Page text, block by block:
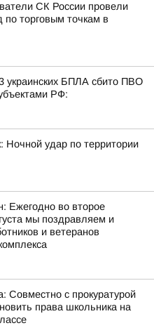
СК России провели
по торговым точкам в
украинских БПЛА сбито ПВО
РФ:
Ночной удар по территории
Ежегодно во второе
мы поздравляем и
и ветеранов
Совместно с прокуратурой
права школьника на